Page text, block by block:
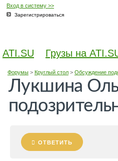
Вход в систему >>
Зарегистрироваться
ATI.SU Грузы на
Форумы> Круглый стол> Обсуждение
Лукшина
ОТВЕТИТЬ